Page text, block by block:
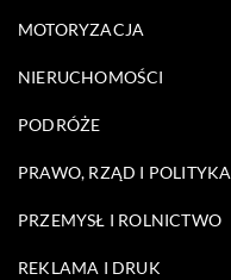
MOTORYZACJA
NIERUCHOMOŚCI
PODRÓŻE
PRAWO, RZĄD I POLITYKA
PRZEMYSŁ I ROLNICTWO
REKLAMA I DRUK